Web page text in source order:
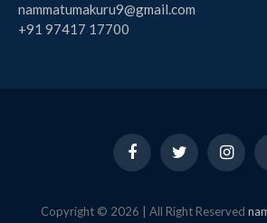
nammatumakuru9@gmail.com
+91 97417 17700
FacebookTwitter
Copyright © 2026 | All Right Reserved